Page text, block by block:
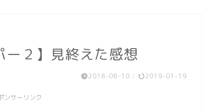
２】見終えた感想
2018-08-10 / 2019-01-19
ンサーリンク